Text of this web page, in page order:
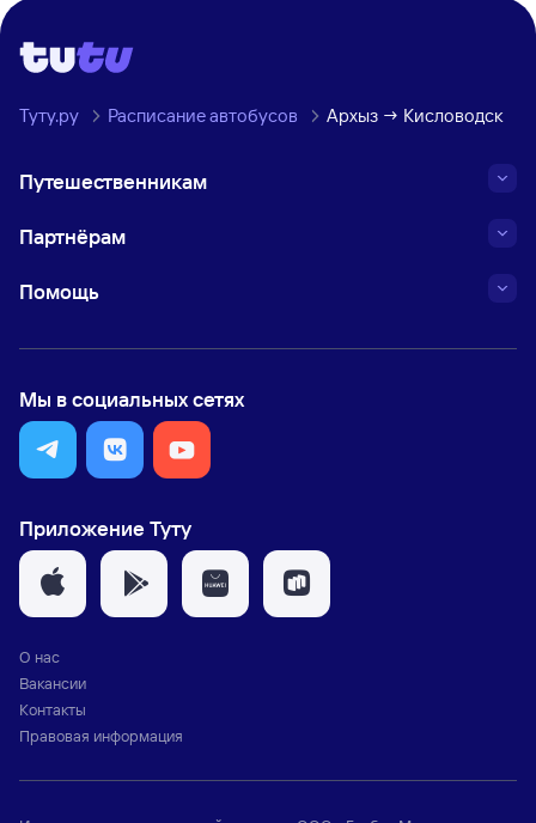
Туту.ру Расписание автобусов Архыз → Кисловодск
Путешественникам
Партнёрам
Помощь
Мы в социальных сетях
Приложение Туту
О нас
Вакансии
Контакты
Правовая информация